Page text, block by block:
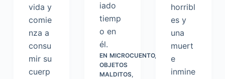
vida y
comie
nza a
consu
mir su
cuerp
iado
tiemp
o en
él.
EN MICROCUENTO,
OBJETOS
MALDITOS,
horribl
es y
una
muert
e
inmine